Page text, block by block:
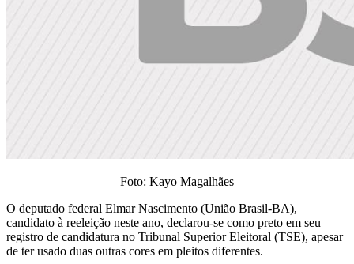
Foto: Kayo Magalhães
O deputado federal Elmar Nascimento (União Brasil-BA),
candidato à reeleição neste ano, declarou-se como preto em seu
registro de candidatura no Tribunal Superior Eleitoral (TSE), apesar
de ter usado duas outras cores em pleitos diferentes.